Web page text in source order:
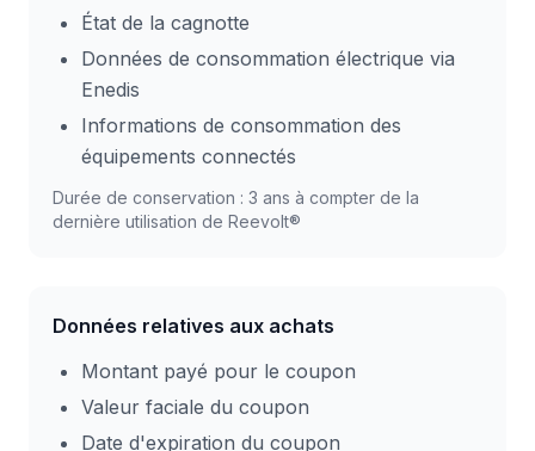
État de la cagnotte
Données de consommation électrique via
Enedis
Informations de consommation des
équipements connectés
Durée de conservation : 3 ans à compter de la
dernière utilisation de Reevolt®
Données relatives aux achats
Montant payé pour le coupon
Valeur faciale du coupon
Date d'expiration du coupon